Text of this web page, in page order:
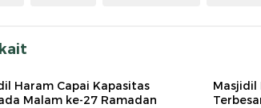
Haram Capai Kapasitas
Malam ke-27 Ramadan
Masjidil